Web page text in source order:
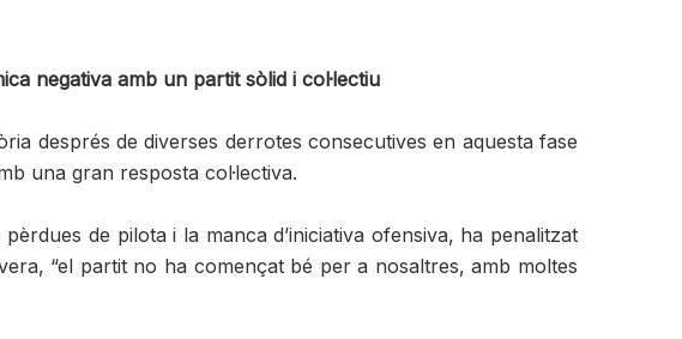
negativa amb un partit sòlid i col·lectiu
després de diverses derrotes consecutives en aquesta fase
una gran resposta col·lectiva.
de pilota i la manca d’iniciativa ofensiva, ha penalitzat
“el partit no ha començat bé per a nosaltres, amb moltes